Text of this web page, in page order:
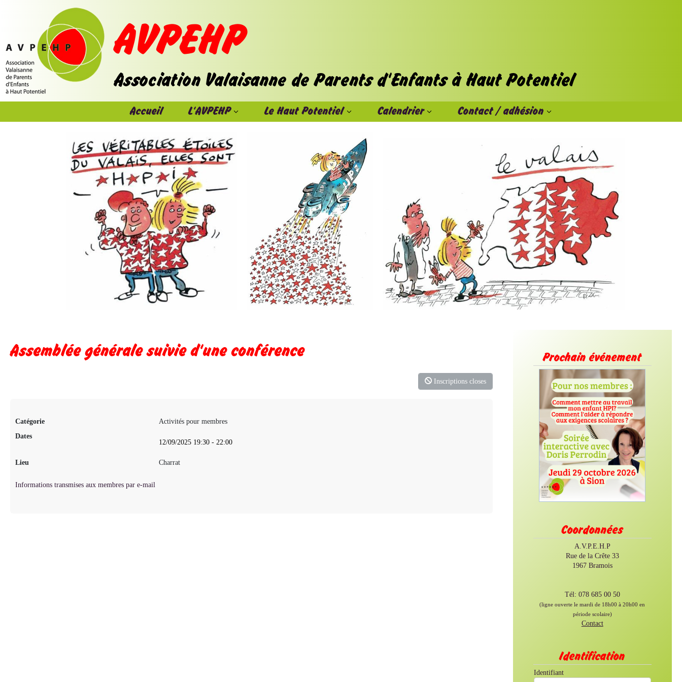
Accueil L'AVPEHP Le Haut Potentiel Calendrier Contact / adhésion
Assemblée générale suivie d'une conférence
Inscriptions closes
Catégorie
Activités pour membres
Dates
12/09/2025 19:30- 22:00
Lieu Charrat
Informations transmises aux membres par e-mail
Prochain événement
Coordonnées
A.V.P.E.H.P
Rue de la Crête 33
1967 Bramois
Tél: 078 685 00 50
(ligne ouverte le mardi de 18h00 à 20h00 en
période scolaire)
Contact
Identification
Identifiant